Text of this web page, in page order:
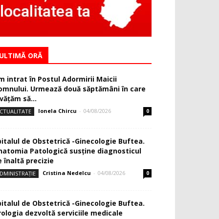
ULTIMĂ ORĂ
intrat în Postul Adormirii Maicii
Urmează două săptămâni în care
să...
Ionela Chircu - 04/08/2026 0
de Obstetrică -Ginecologie Buftea.
Patologică susţine diagnosticul
înaltă precizie
Cristina Nedelcu - 04/08/2026 0
de Obstetrică -Ginecologie Buftea.
dezvoltă serviciile medicale